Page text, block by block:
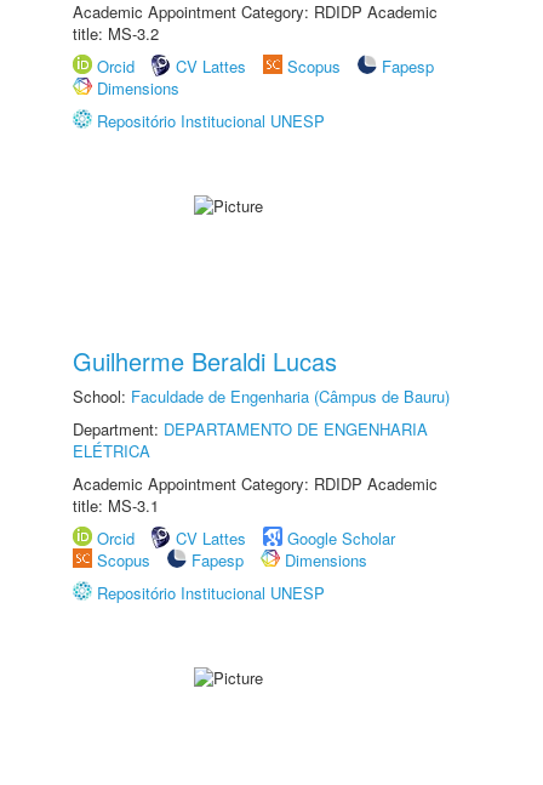
Academic Appointment Category: RDIDP Academic
title: MS-3.2
Orcid
CV Lattes Scopus
Fapesp
Dimensions
Repositório Institucional UNESP
Guilherme Beraldi Lucas
School: Faculdade de Engenharia (Câmpus de Bauru)
Department: DEPARTAMENTO DE ENGENHARIA
ELÉTRICA
Academic Appointment Category: RDIDP Academic
title: MS-3.1
Orcid
CV Lattes
Google Scholar
Scopus
Fapesp
Dimensions
Repositório Institucional UNESP